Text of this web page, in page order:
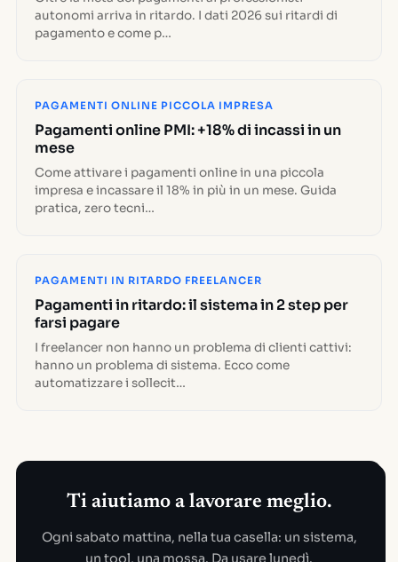
autonomi arriva in ritardo. I dati 2026 sui ritardi di
pagamento e come p…
PAGAMENTI ONLINE PICCOLA IMPRESA
Pagamenti online PMI: +18% di incassi in un
mese
Come attivare i pagamenti online in una piccola
impresa e incassare il 18% in più in un mese. Guida
pratica, zero tecni…
PAGAMENTI IN RITARDO FREELANCER
Pagamenti in ritardo: il sistema in 2 step per
farsi pagare
I freelancer non hanno un problema di clienti cattivi:
hanno un problema di sistema. Ecco come
automatizzare i sollecit…
Ti aiutiamo a lavorare meglio.
Ogni sabato mattina, nella tua casella: un sistema,
un tool, una mossa. Da usare lunedì.